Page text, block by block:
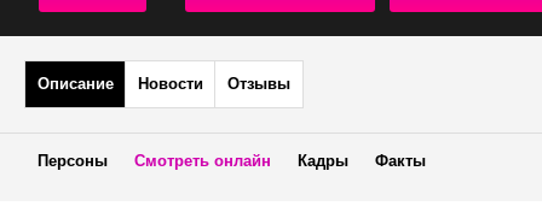
Описание Новости Отзывы
Персоны Смотреть онлайн Кадры Факты